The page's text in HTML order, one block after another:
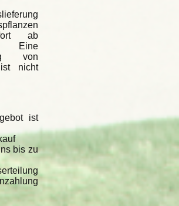
ab
Eine
von
nicht
ist
bis zu